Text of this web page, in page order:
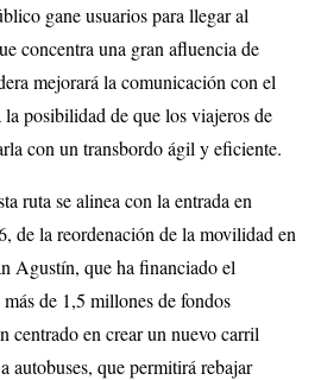
gane usuarios para llegar al
concentra una gran afluencia de
mejorará la comunicación con el
posibilidad de que los viajeros de
con un transbordo ágil y eficiente.
ruta se alinea con la entrada en
de la reordenación de la movilidad en
Agustín, que ha financiado el
de 1,5 millones de fondos
centrado en crear un nuevo carril
autobuses, que permitirá rebajar